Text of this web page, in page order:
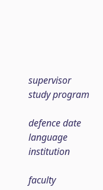
supervisor
study program
defence date
language
institution
faculty